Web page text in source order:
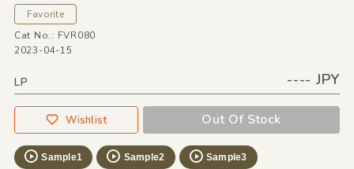
Favorite
Cat No.: FVR080
2023-04-15
LP ---- JPY
Wishlist Out Of Stock
Sample1 Sample2 Sample3